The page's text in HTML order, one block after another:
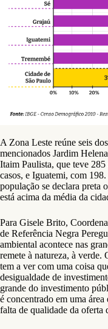
A Zona Leste reúne seis
mencionados Jardim
Itaim Paulista, que teve
casos, e Iguatemi, com
população se declara preta
está acima da média da
Para Gisele Brito,
de Referência Negra
ambiental acontece nas
remete à natureza, à verde.
tem a ver com uma coisa
desigualdade de
grande do investimento
é concentrado em uma
falta de qualidade da oferta